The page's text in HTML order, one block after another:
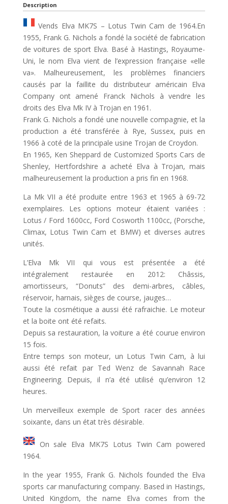
Description
Vends Elva MK7S – Lotus Twin Cam de 1964.En
1955, Frank G. Nichols a fondé la société de fabrication
de voitures de sport Elva. Basé à Hastings, Royaume-
Uni, le nom Elva vient de l’expression française «elle
va». Malheureusement, les problèmes financiers
causés par la faillite du distributeur américain Elva
Company ont amené Franck Nichols à vendre les
droits des Elva Mk IV à Trojan en 1961.
Frank G. Nichols a fondé une nouvelle compagnie, et la
production a été transférée à Rye, Sussex, puis en
1966 à coté de la principale usine Trojan de Croydon.
En 1965, Ken Sheppard de Customized Sports Cars de
Shenley, Hertfordshire a acheté Elva à Trojan, mais
malheureusement la production a pris fin en 1968.
La Mk VII a été produite entre 1963 et 1965 à 69-72
exemplaires. Les options moteur étaient variées :
Lotus / Ford 1600cc, Ford Cosworth 1100cc, (Porsche,
Climax, Lotus Twin Cam et BMW) et diverses autres
unités.
L’Elva Mk VII qui vous est présentée a été
intégralement restaurée en 2012: Châssis,
amortisseurs, “Donuts” des demi-arbres, câbles,
réservoir, harnais, sièges de course, jauges…
Toute la cosmétique a aussi été rafraichie. Le moteur
et la boite ont été refaits.
Depuis sa restauration, la voiture a été courue environ
15 fois.
Entre temps son moteur, un Lotus Twin Cam, à lui
aussi été refait par Ted Wenz de Savannah Race
Engineering. Depuis, il n’a été utilisé qu’environ 12
heures.
Un merveilleux exemple de Sport racer des années
soixante, dans un état très désirable.
On sale Elva MK7S Lotus Twin Cam powered
1964.
In the year 1955, Frank G. Nichols founded the Elva
sports car manufacturing company. Based in Hastings,
United Kingdom, the name Elva comes from the